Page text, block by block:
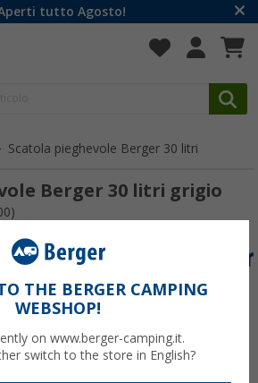
tutto Agosto!
Scatola pieghevole Berger 30 litri
Berger 30 litri grigio
THE BERGER CAMPING
WEBSHOP!
on www.berger-camping.it.
switch to the store in English?